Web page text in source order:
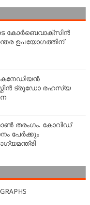
കോര്‍ബെവാക്സിൻ
ഉപയോഗത്തിന്
ട്രൂഡോ രഹസ്യ
തരംഗം. കോവിഡ്
പേർക്കും